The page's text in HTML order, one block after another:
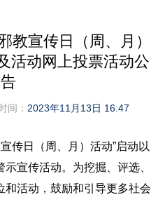
教宣传日（周、月）
活动网上投票活动公
告
间： 2023年11月13日 16:47
传日（周、月）活动”启动以
宣传活动。为挖掘、评选、
活动，鼓励和引导更多社会